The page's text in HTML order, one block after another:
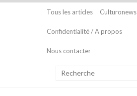
Tous les articles Culturonews
Confidentialité / A propos
Nous contacter